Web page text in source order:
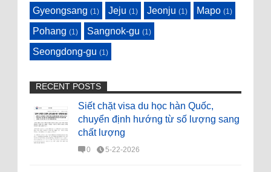
Gyeongsang (1) Jeju (1) Jeonju (1) Mapo (1)
Pohang (1) Sangnok-gu (1)
Seongdong-gu (1)
RECENT POSTS
Siết chặt visa du học hàn Quốc,
chuyển định hướng từ số lượng sang
chất lượng
0 5-22-2026